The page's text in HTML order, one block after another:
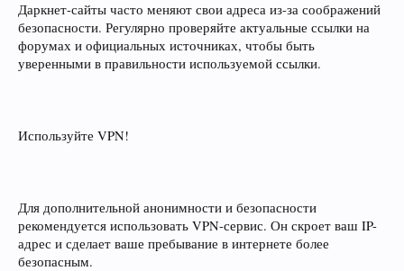
Даркнет-сайты часто меняют свои адреса из-за соображений
безопасности. Регулярно проверяйте актуальные ссылки на
форумах и официальных источниках, чтобы быть
уверенными в правильности используемой ссылки.
Используйте VPN!
Для дополнительной анонимности и безопасности
рекомендуется использовать VPN-сервис. Он скроет ваш IP-
адрес и сделает ваше пребывание в интернете более
безопасным.